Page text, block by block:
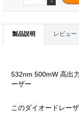
製品説明 レビュー
532nm 500mW 高出
ーザー
このダイオードレー